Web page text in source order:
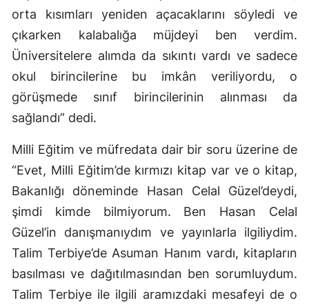
orta kısımları yeniden açacaklarını söyledi ve
çıkarken kalabalığa müjdeyi ben verdim.
Üniversitelere alımda da sıkıntı vardı ve sadece
okul birincilerine bu imkân veriliyordu, o
görüşmede sınıf birincilerinin alınması da
sağlandı” dedi.
Milli Eğitim ve müfredata dair bir soru üzerine de
“Evet, Milli Eğitim’de kırmızı kitap var ve o kitap,
Bakanlığı döneminde Hasan Celal Güzel’deydi,
şimdi kimde bilmiyorum. Ben Hasan Celal
Güzel’in danışmanıydım ve yayınlarla ilgiliydim.
Talim Terbiye’de Asuman Hanım vardı, kitapların
basılması ve dağıtılmasından ben sorumluydum.
Talim Terbiye ile ilgili aramızdaki mesafeyi de o